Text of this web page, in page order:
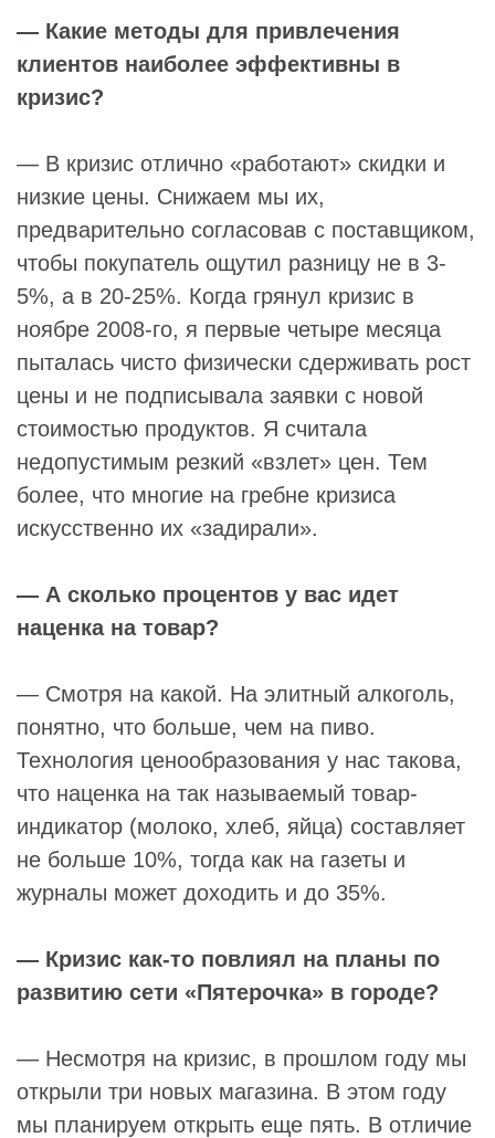
— Какие методы для привлечения
клиентов наиболее эффективны в
кризис?
— В кризис отлично «работают» скидки и
низкие цены. Снижаем мы их,
предварительно согласовав с поставщиком,
чтобы покупатель ощутил разницу не в 3-
5%, а в 20-25%. Когда грянул кризис в
ноябре 2008-го, я первые четыре месяца
пыталась чисто физически сдерживать рост
цены и не подписывала заявки с новой
стоимостью продуктов. Я считала
недопустимым резкий «взлет» цен. Тем
более, что многие на гребне кризиса
искусственно их «задирали».
— А сколько процентов у вас идет
наценка на товар?
— Смотря на какой. На элитный алкоголь,
понятно, что больше, чем на пиво.
Технология ценообразования у нас такова,
что наценка на так называемый товар-
индикатор (молоко, хлеб, яйца) составляет
не больше 10%, тогда как на газеты и
журналы может доходить и до 35%.
— Кризис как-то повлиял на планы по
развитию сети «Пятерочка» в городе?
— Несмотря на кризис, в прошлом году мы
открыли три новых магазина. В этом году
мы планируем открыть еще пять. В отличие